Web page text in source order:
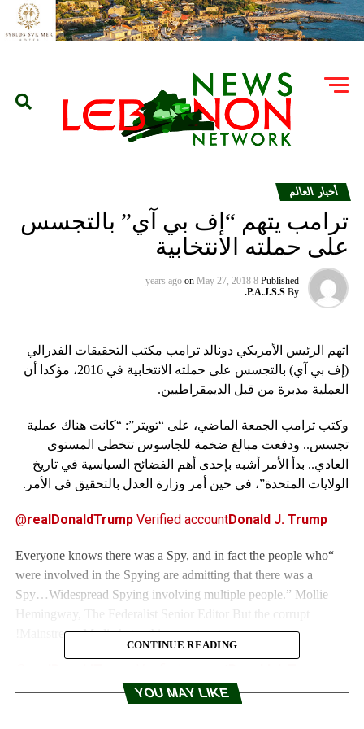
أخبار العالم
ترامب يتهم “إف بي آي” بالتجسس
على حملته الانتخابية
Published
8 years ago
on May 27, 2018
By
P.A.J.S.S.
اتهم الرئيس الأمريكي دونالد ترامب مكتب التحقيقات الفدرالي
(إف بي آي) بالتجسس على حملته الانتخابية في 2016، مؤكدا أن
العملية مدبرة من قبل الديمقراطيين.
وكتب ترامب الجمعة الماضي، على “تويتر”: “كانت هناك عملية
تجسس.. ودفعت مبالغ ضخمة للجاسوس تتخطى المستوى
العادي.. بدأ الأمر أشبه بإحدى أهم الفضائح السياسية في تاريخ
الولايات المتحدة”، في حين أمر وزارة العدل بالتحقيق في الأمر.
Donald J. Trump
Verified account
@realDonaldTrump
“Everyone knows there was a Spy, and in fact the people who
were involved in the Spying are admitting that there was a
Spy…Widespread Spying involving multiple people.” Mollie
Hemingway, The Federalist Senior Editor But the corrupt
Mainstream Media hates this monster story!
The Democrats are now alluding to the the concept that having
CONTINUE READING
YOU MAY LIKE